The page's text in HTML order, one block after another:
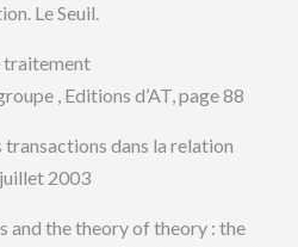
Le Seuil.
traitement
, Editions d’AT, page 88
transactions dans la relation
2003
and the theory of theory : the